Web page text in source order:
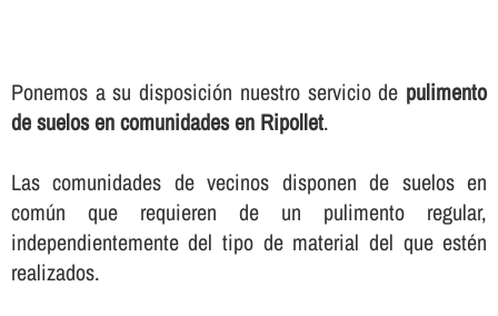
Ponemos a su disposición nuestro servicio de pulimento
de suelos en comunidades en Ripollet.
Las comunidades de vecinos disponen de suelos en
común que requieren de un pulimento regular,
independientemente del tipo de material del que estén
realizados.